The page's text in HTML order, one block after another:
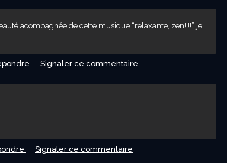
acompagnée de cette musique “relaxante, zen!!!!” je
Signaler ce commentaire
Signaler ce commentaire